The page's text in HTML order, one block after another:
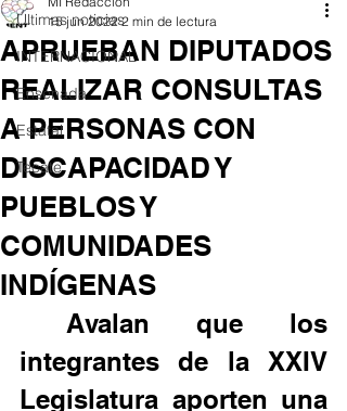
Últimas noticias
INTERNACIONAL
Ensenada
Estatal
Tecate
APRUEBAN DIPUTADOS
REALIZAR CONSULTAS
A PERSONAS CON
DISCAPACIDAD Y
PUEBLOS Y
COMUNIDADES
INDÍGENAS
15 jun 2022 2 min de lectura
Avalan que los
integrantes de la XXIV
Legislatura aporten una